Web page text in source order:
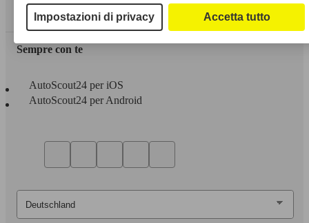
Area rivenditori
Sempre con te
AutoScout24 per iOS
AutoScout24 per Android
Impostazioni di privacy Accetta tutto